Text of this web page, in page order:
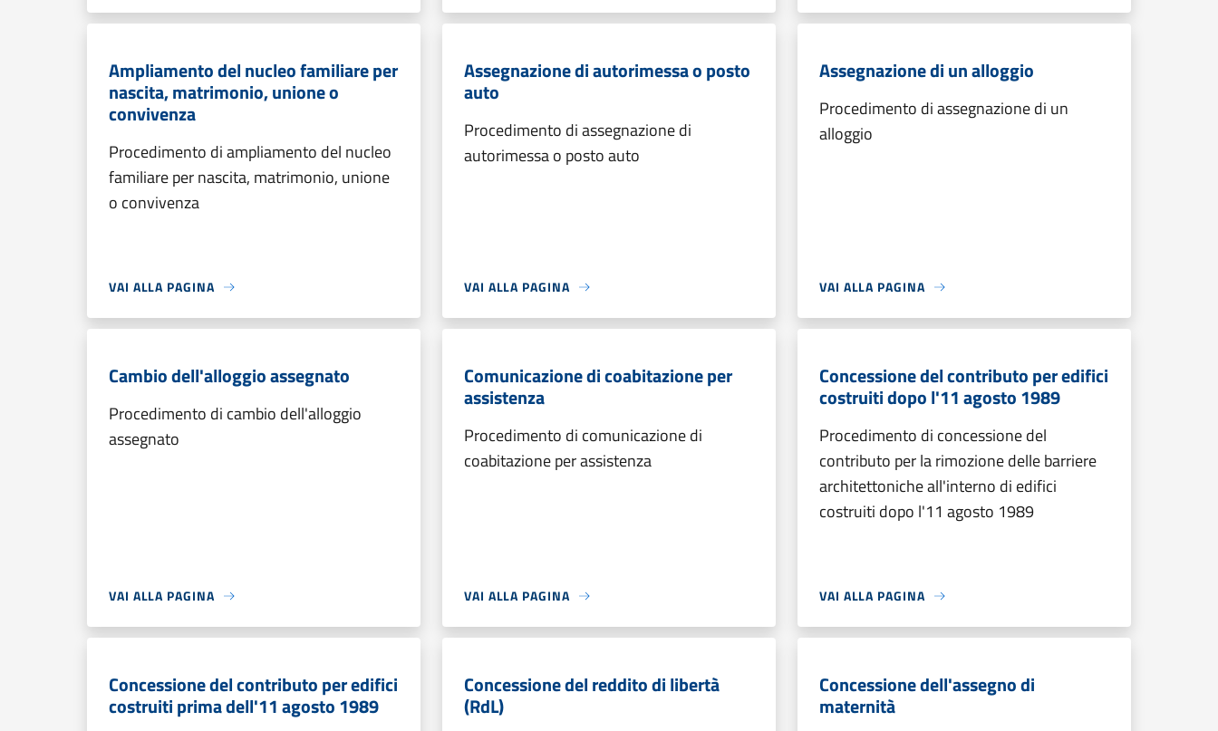
Ampliamento del nucleo familiare per
nascita, matrimonio, unione o
convivenza
Procedimento di ampliamento del nucleo
familiare per nascita, matrimonio, unione
o convivenza
VAI ALLA PAGINA
Assegnazione di autorimessa o posto
auto
Procedimento di assegnazione di
autorimessa o posto auto
VAI ALLA PAGINA
Assegnazione di un alloggio
Procedimento di assegnazione di un
alloggio
VAI ALLA PAGINA
Cambio dell'alloggio assegnato
Procedimento di cambio dell'alloggio
assegnato
VAI ALLA PAGINA
Comunicazione di coabitazione per
assistenza
Procedimento di comunicazione di
coabitazione per assistenza
VAI ALLA PAGINA
Concessione del contributo per edifici
costruiti dopo l'11 agosto 1989
Procedimento di concessione del
contributo per la rimozione delle barriere
architettoniche all'interno di edifici
costruiti dopo l'11 agosto 1989
VAI ALLA PAGINA
Concessione del contributo per edifici
costruiti prima dell'11 agosto 1989
Concessione del reddito di libertà
(RdL)
Concessione dell'assegno di
maternità